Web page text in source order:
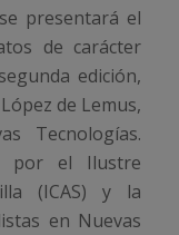
presentará el
de carácter
edición,
de Lemus,
Tecnologías.
por el Ilustre
(ICAS) y la
en Nuevas